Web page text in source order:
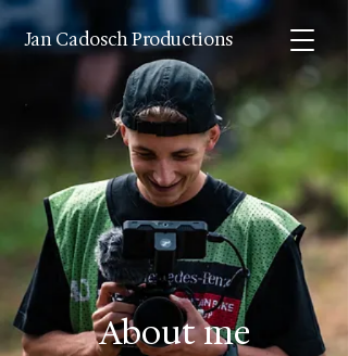
Jan Cadosch Productions
About me